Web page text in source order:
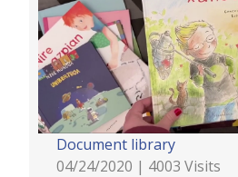
Document library
04/24/2020 | 4003 Visits